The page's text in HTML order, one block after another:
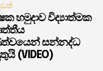
හමුදාව විද්‍යාත්මක
සන්නද්ධ
(VIDEO)